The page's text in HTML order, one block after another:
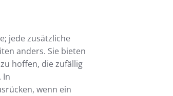
jede zusätzliche
anders. Sie bieten
hoffen, die zufällig
In
wenn ein